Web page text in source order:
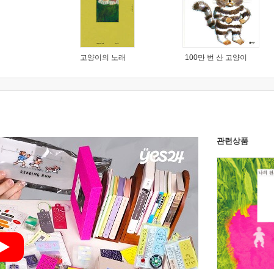
고양이의 노래 100만 번 산 고양이
관련상품